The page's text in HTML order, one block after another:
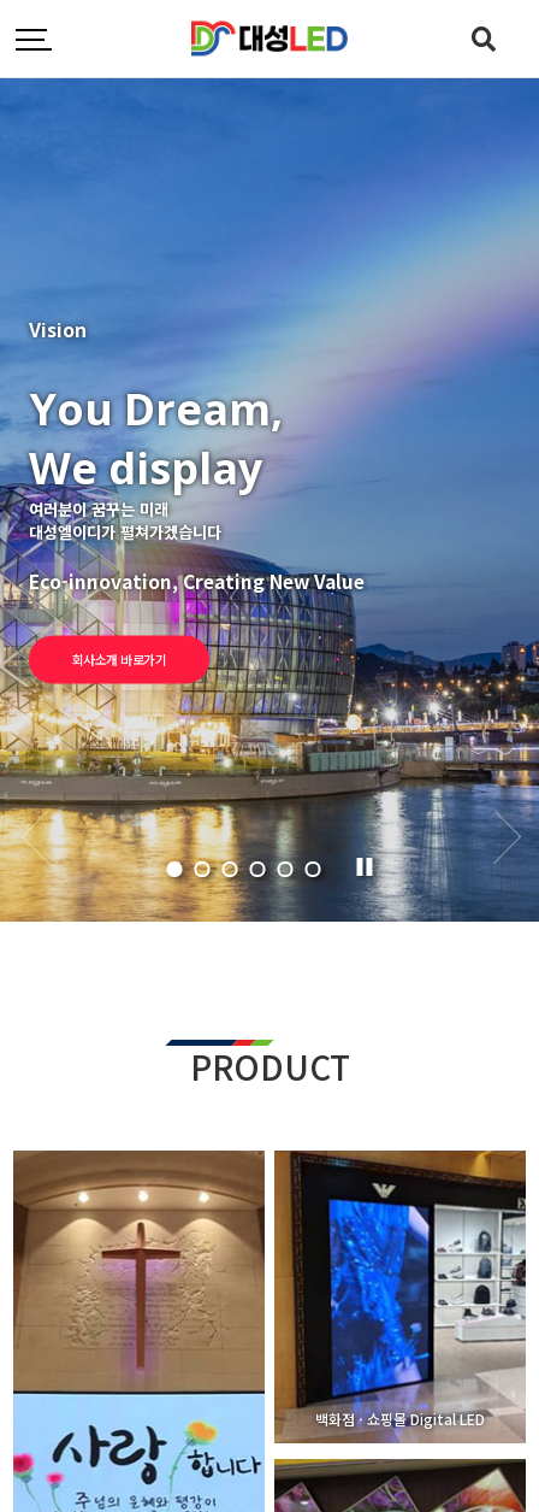
Vision
You Dream,
We display
여러분이 꿈꾸는 미래
대성엘이디가 펼쳐가겠습니다
Eco-innovation, Creating New Value
회사소개 바로가기
PRODUCT
백화점 · 쇼핑몰 Digital LED